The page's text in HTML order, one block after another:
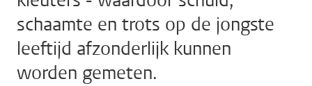
schaamte en trots op de jongste
leeftijd afzonderlijk kunnen
worden gemeten.